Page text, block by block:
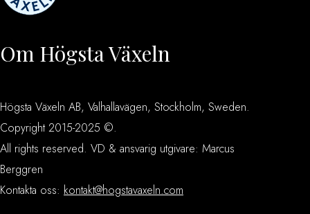
Om Högsta Växeln
Högsta Växeln AB, Valhallavägen, Stockholm, Sweden.
Copyright 2015-2025 ©.
All rights reserved. VD & ansvarig utgivare: Marcus
Berggren
Kontakta oss: kontakt@hogstavaxeln.com